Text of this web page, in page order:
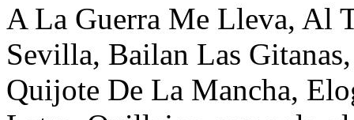
A La Guerra Me Lleva, Al
Sevilla, Bailan Las
Quijote De La Mancha,